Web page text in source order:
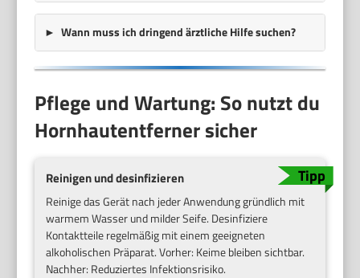
Wann muss ich dringend ärztliche Hilfe suchen?
Pflege und Wartung: So nutzt du
Hornhautentferner sicher
Reinigen und desinfizieren
Reinige das Gerät nach jeder Anwendung gründlich mit
warmem Wasser und milder Seife. Desinfiziere
Kontaktteile regelmäßig mit einem geeigneten
alkoholischen Präparat. Vorher: Keime bleiben sichtbar.
Nachher: Reduziertes Infektionsrisiko.